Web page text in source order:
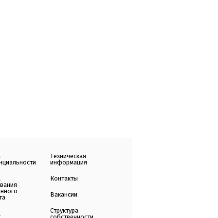
Техническая
информация
Контакты
Вакансии
Структура